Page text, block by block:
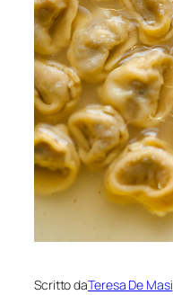
Scritto daTeresa De Masi